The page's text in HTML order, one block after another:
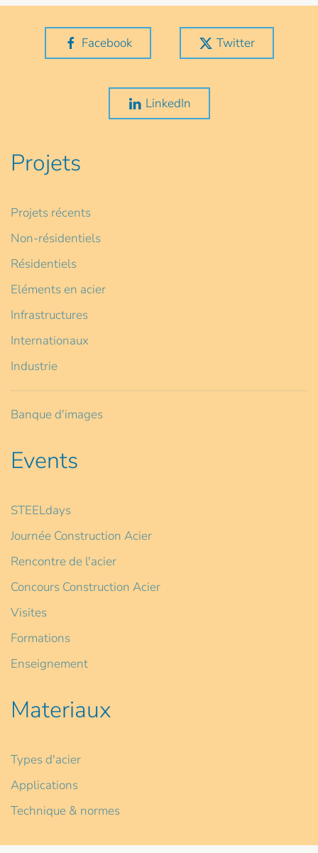
Facebook Twitter
LinkedIn
Projets
Projets récents
Non-résidentiels
Résidentiels
Eléments en acier
Infrastructures
Internationaux
Industrie
Banque d'images
Events
STEELdays
Journée Construction Acier
Rencontre de l'acier
Concours Construction Acier
Visites
Formations
Enseignement
Materiaux
Types d'acier
Applications
Technique & normes